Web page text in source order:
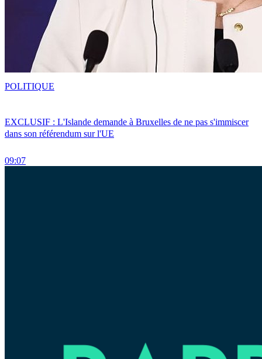
EXCLUSIF : L'Islande demande à Bruxelles de ne pas s'immiscer
dans son référendum sur l'UE
09:07
POLITIQUE